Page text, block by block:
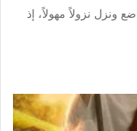
ونزل نزولاً مهولاً، إذ